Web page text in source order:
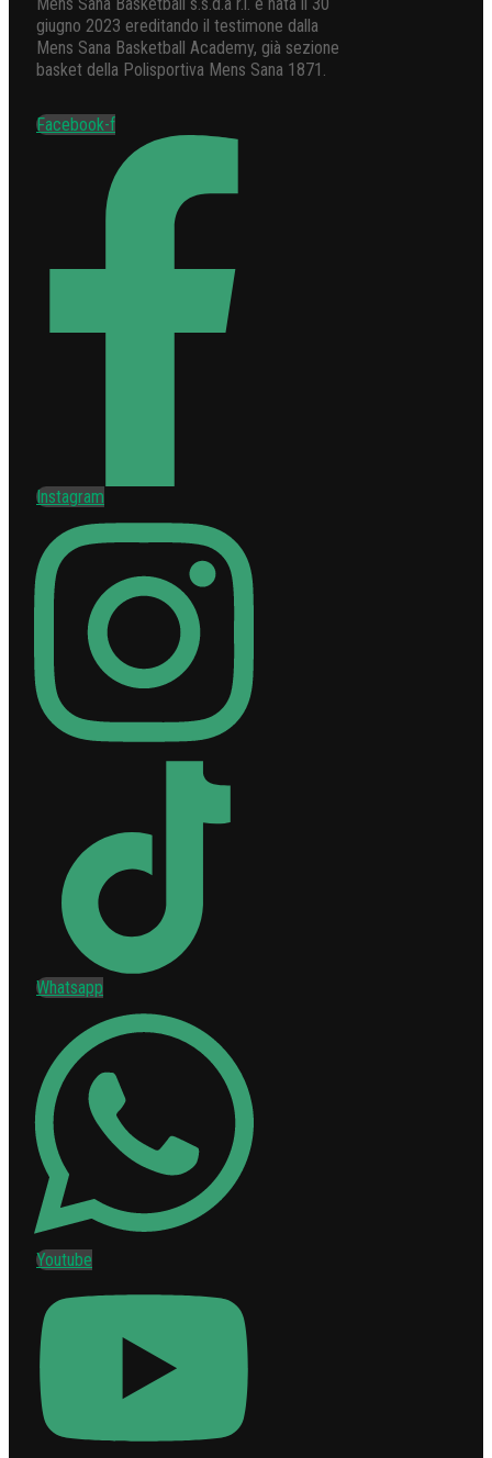
giugno 2023 ereditando il testimone dalla
Mens Sana Basketball Academy, già sezione
basket della Polisportiva Mens Sana 1871.
Facebook-f
Instagram
Whatsapp
Youtube